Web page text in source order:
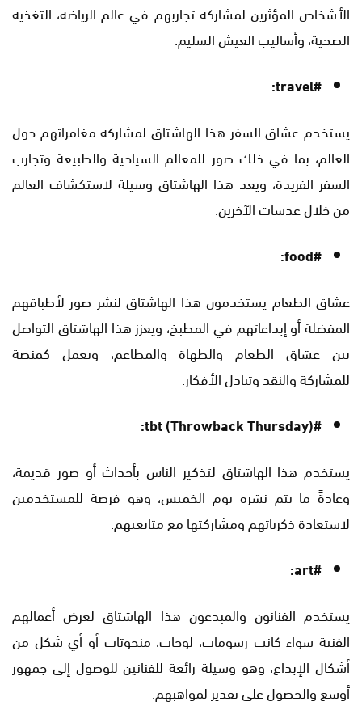
الأشخاص المؤثرين لمشاركة تجاربهم في عالم الرياضة، التغذية
الصحية، وأساليب العيش السليم.
#travel:
يستخدم عشاق السفر هذا الهاشتاق لمشاركة مغامراتهم حول
العالم، بما في ذلك صور للمعالم السياحية والطبيعة وتجارب
السفر الفريدة، ويعد هذا الهاشتاق وسيلة لاستكشاف العالم
من خلال عدسات الآخرين.
#food:
عشاق الطعام يستخدمون هذا الهاشتاق لنشر صور لأطباقهم
المفضلة أو إبداعاتهم في المطبخ، ويعزز هذا الهاشتاق التواصل
بين عشاق الطعام والطهاة والمطاعم، ويعمل كمنصة
للمشاركة والنقد وتبادل الأفكار.
#tbt (Throwback Thursday):
يستخدم هذا الهاشتاق لتذكير الناس بأحداث أو صور قديمة،
وعادةً ما يتم نشره يوم الخميس، وهو فرصة للمستخدمين
لاستعادة ذكرياتهم ومشاركتها مع متابعيهم.
#art:
يستخدم الفنانون والمبدعون هذا الهاشتاق لعرض أعمالهم
الفنية سواء كانت رسومات، لوحات، منحوتات أو أي شكل من
أشكال الإبداع، وهو وسيلة رائعة للفنانين للوصول إلى جمهور
أوسع والحصول على تقدير لمواهبهم.